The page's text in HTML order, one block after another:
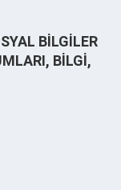
BILGILER
BILGI,